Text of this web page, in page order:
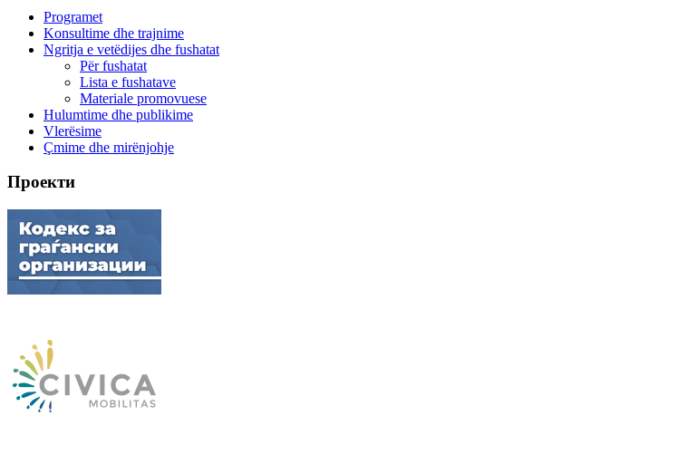
Programet
Konsultime dhe trajnime
Ngritja e vetëdijes dhe fushatat
Për fushatat
Lista e fushatave
Materiale promovuese
Hulumtime dhe publikime
Vlerësime
Çmime dhe mirënjohje
Проекти